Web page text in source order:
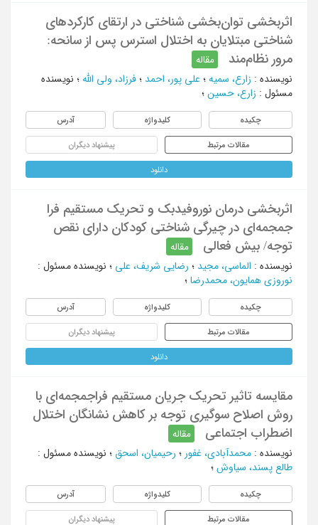
اثربخشی توان‌بخشی شناختی در ارتقای کارکردهای
شناختی مبتلایان به اختلال استرس پس از سانحه:
مرور نظام‌مند
مقاله
نویسنده : زارع، سمیه ؛ علی پور، احمد ؛ فرزاد، ولی الله ؛ نویسنده
مسئول : زارع، حسین ؛
چکیده کلیدواژه آدرس
مقالات مرتبط پیشنهاد دیگران
دانلود
اثربخشی درمان نوروفیدبک و تحریک مستقیم فرا
جمجمه‌ای در چیرگی شناختی کودکان دارای نقص
توجه/ بیش فعالی
مقاله
نویسنده : الماسی، مجید ؛ رضایی شریف، علی ؛ نویسنده مسئول :
نوروزی همایون، محمدرضا ؛
چکیده کلیدواژه آدرس
مقالات مرتبط پیشنهاد دیگران
دانلود
مقایسه تاثیر تحریک جریان مستقیم فراجمجمه‌ای‌ ‌با
روش اصلاح سوگیری توجه‌ ‌بر کاهش نشانگان ‌اختلال
اضطراب اجتماعی
مقاله
نویسنده : محمدآبادی، غفور ؛ رحیمیان، اسحق ؛ نویسنده مسئول :
طالع پسند، سیاوش ؛
چکیده کلیدواژه آدرس
مقالات مرتبط پیشنهاد دیگران